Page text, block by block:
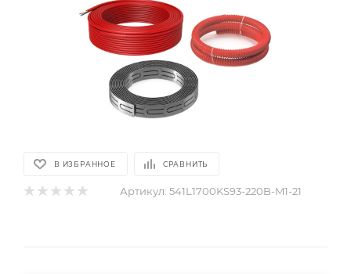
В ИЗБРАННОЕ СРАВНИТЬ
Артикул: 541L1700KS93-220B-M1-21